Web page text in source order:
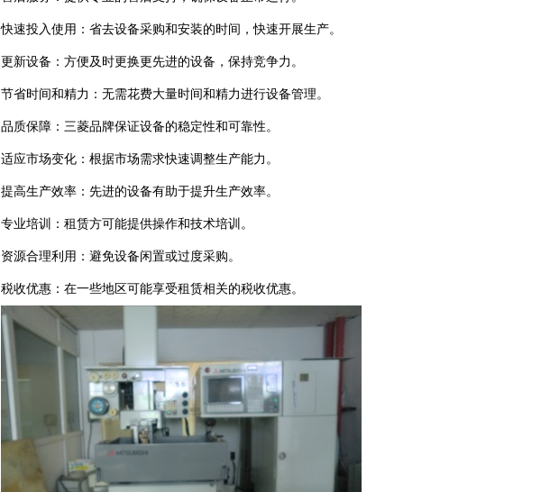
快速投入使用：省去设备采购和安装的时间，快速开展生产。
更新设备：方便及时更换更先进的设备，保持竞争力。
节省时间和精力：无需花费大量时间和精力进行设备管理。
品质保障：三菱品牌保证设备的稳定性和可靠性。
适应市场变化：根据市场需求快速调整生产能力。
提高生产效率：先进的设备有助于提升生产效率。
专业培训：租赁方可能提供操作和技术培训。
资源合理利用：避免设备闲置或过度采购。
税收优惠：在一些地区可能享受租赁相关的税收优惠。